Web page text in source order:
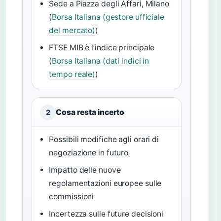
Sede a Piazza degli Affari, Milano
(Borsa Italiana (gestore ufficiale
del mercato))
FTSE MIB è l’indice principale
(Borsa Italiana (dati indici in
tempo reale))
2 Cosa resta incerto
Possibili modifiche agli orari di
negoziazione in futuro
Impatto delle nuove
regolamentazioni europee sulle
commissioni
Incertezza sulle future decisioni